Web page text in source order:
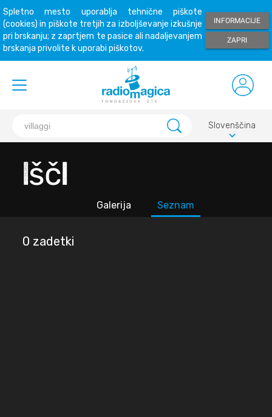
Spletno mesto uporablja tehnične piškote
(cookies) in piškote tretjih za izboljševanje izkušnje
pri brskanju; z zaprtjem te pasice ali nadaljevanjem
brskanja privolite k uporabi piškotov.
INFORMACIJE
ZAPRI
Slovenščina
keyboard_arrow_down
Išči
Galerija Seznam
0 zadetki